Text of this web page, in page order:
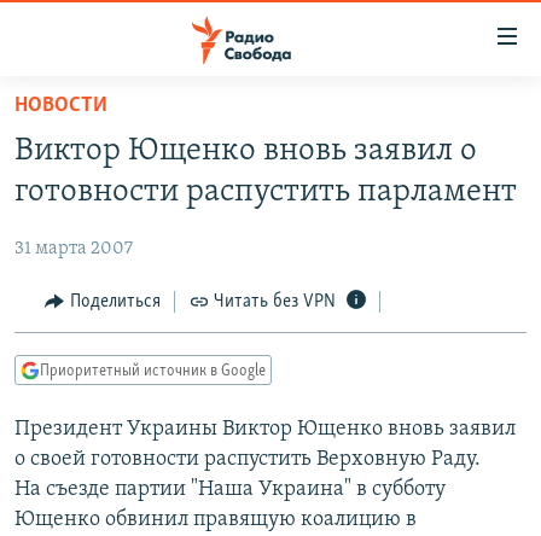
упрощенного
доступа
основному
Вернутся
главной
навигации
Вернутся
поиску
ПОДКАСТЫ
АВТОРСКИЕ ПРОЕКТЫ
ЦИТАТЫ СВОБОДЫ
МНЕНИЯ
IDEL.РЕАЛИИ
КАВКАЗ.РЕАЛИИ
СЕВЕР.РЕАЛИИ
СИБИРЬ.РЕАЛИИ
НОВОСТИ
Виктор Ющенко вновь заявил о
готовности распустить парламент
31 марта 2007
Поделиться Читать без VPN
Приоритетный источник в Google
Президент Украины Виктор Ющенко вновь заявил
о своей готовности распустить Верховную Раду.
На съезде партии "Наша Украина" в субботу
Ющенко обвинил правящую коалицию в